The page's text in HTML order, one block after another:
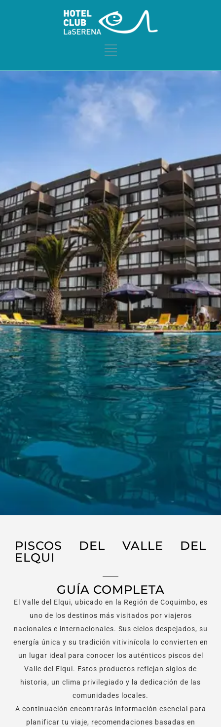
PISCOS DEL VALLE DEL
ELQUI
GUÍA COMPLETA
El Valle del Elqui, ubicado en la Región de Coquimbo, es
uno de los destinos más visitados por viajeros
nacionales e internacionales. Sus cielos despejados, su
energía única y su tradición vitivinícola lo convierten en
un lugar ideal para conocer los auténticos piscos del
Valle del Elqui. Estos productos reflejan siglos de
historia, un clima privilegiado y la dedicación de las
comunidades locales.
A continuación encontrarás información esencial para
planificar tu viaje, recomendaciones basadas en